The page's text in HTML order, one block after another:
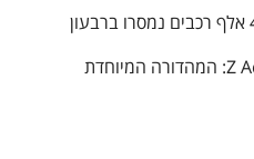
טויוטה קורולה קרוס Z Adventure: המהדורה המיוחדת